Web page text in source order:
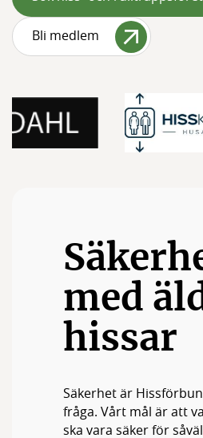
Styrelsen
Bli medlem
med
hissar
Säkerhet är
fråga. Vårt mål är att
ska vara säker för